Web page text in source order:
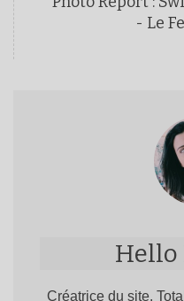
- Le
Hello
Créatrice du site.